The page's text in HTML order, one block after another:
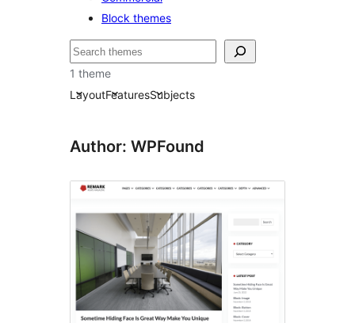
Block themes
Buscar
1 theme
LayoutFeaturesSubjects
Author: WPFound